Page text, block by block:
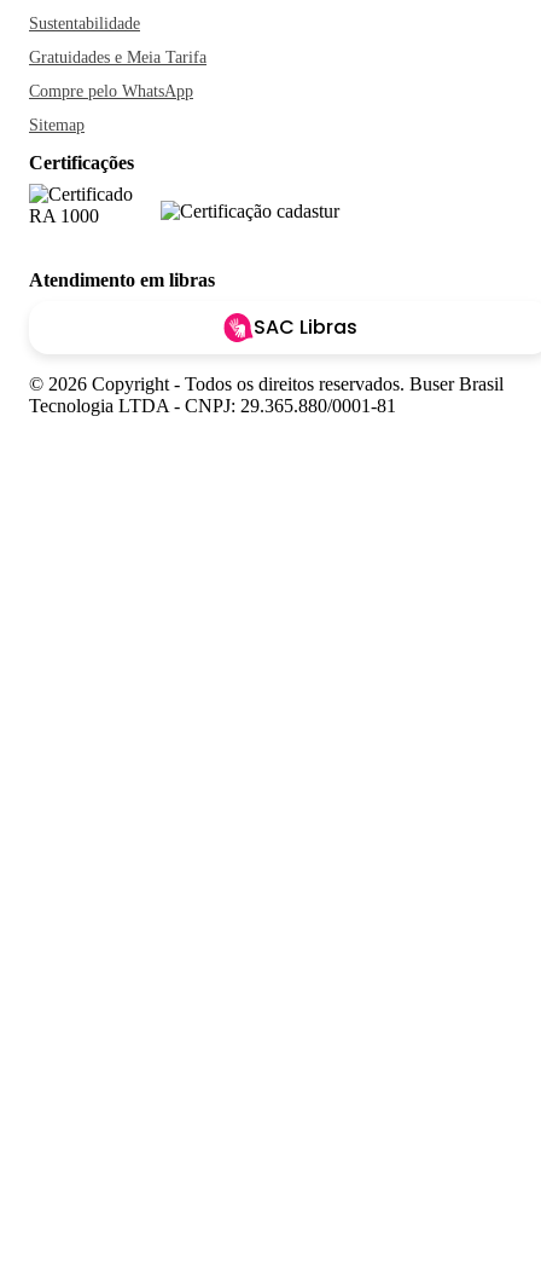
Sustentabilidade
Gratuidades e Meia Tarifa
Compre pelo WhatsApp
Sitemap
Certificações
Atendimento em libras
SAC Libras
© 2026 Copyright - Todos os direitos reservados. Buser Brasil
Tecnologia LTDA - CNPJ: 29.365.880/0001-81